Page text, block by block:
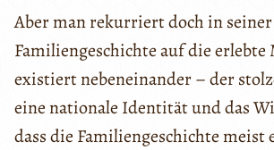
Aber man rekurriert doch in seiner
Familiengeschichte auf die
existiert nebeneinander – der
eine nationale Identität und das
dass die Familiengeschichte meist